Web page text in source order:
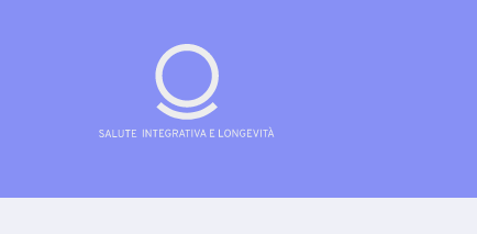
Cerca su demariani.ch e clicca su invia